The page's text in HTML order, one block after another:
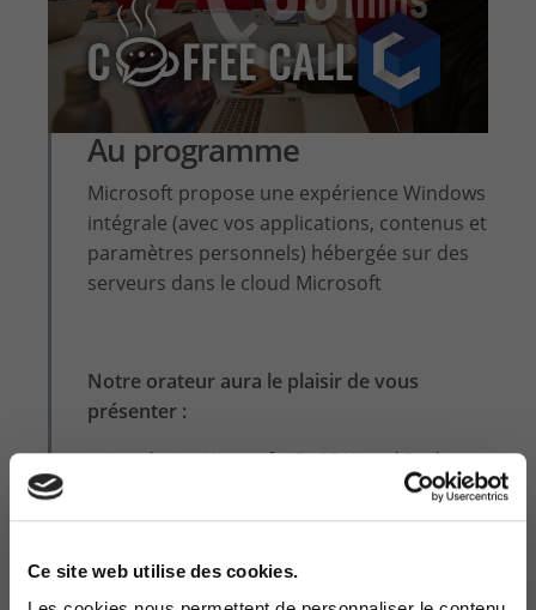
Ce site web utilise des cookies.
Au programme
Microsoft propose une expérience Windows
intégrale (avec vos applications, contenus et
paramètres personnels) hébergée sur des
serveurs dans le cloud Microsoft
Notre orateur aura le plaisir de vous
présenter :
- La solution Microsoft AZURE Virtual Desktop
- Les avantages de l’AVD par rapport à RDS et